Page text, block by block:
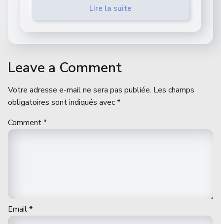
Lire la suite
Leave a Comment
Votre adresse e-mail ne sera pas publiée. Les champs
obligatoires sont indiqués avec*
Comment*
Email*